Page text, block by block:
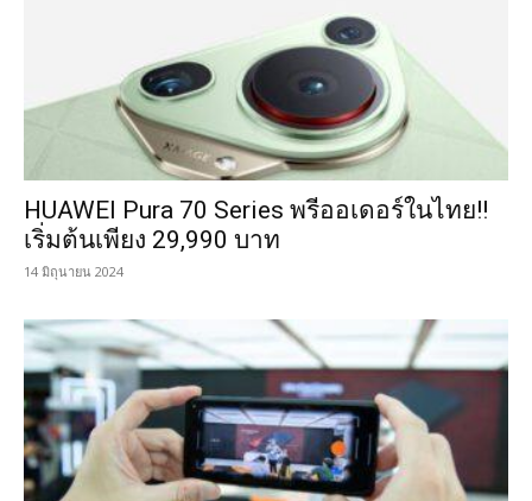
HUAWEI Pura 70 Series พรีออเดอร์ในไทย!!
เริ่มต้นเพียง 29,990 บาท
14 มิถุนายน 2024